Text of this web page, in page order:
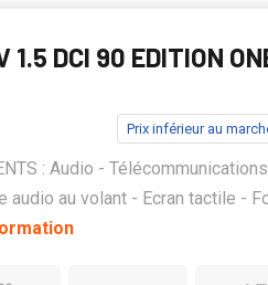
1.5 DCI 90 EDITION
Prix inférieur au
: Audio -
audio au volant - Ecran tactile -